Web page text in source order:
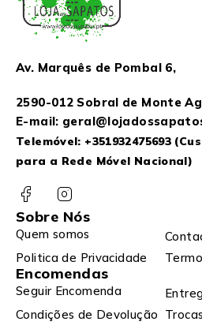
Av. Marquês de Pombal 6,
2590-012 Sobral de Monte
E-mail:
Telemóvel: +351932475693
para a Rede Móvel Nacional)
Sobre Nós
Quem somos
Politica de Privacidade
Encomendas
Seguir Encomenda
Condições de Devolução Trocas